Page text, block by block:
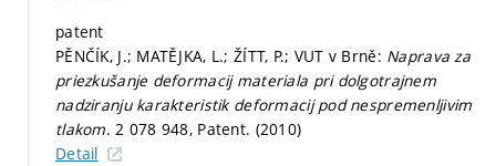
patent
PĚNČÍK, J.; MATĚJKA, L.; ŽÍTT, P.; VUT v Brně: Naprava za
priezkušanje deformacij materiala pri dolgotrajnem
nadziranju karakteristik deformacij pod nespremenljivim
tlakom. 2 078 948, Patent. (2010)
Detail